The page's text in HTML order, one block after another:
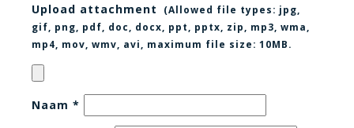
Upload attachment (Allowed file types: jpg,
gif, png, pdf, doc, docx, ppt, pptx, zip, mp3, wma,
mp4, mov, wmv, avi
, maximum file size: 10MB.
Naam *